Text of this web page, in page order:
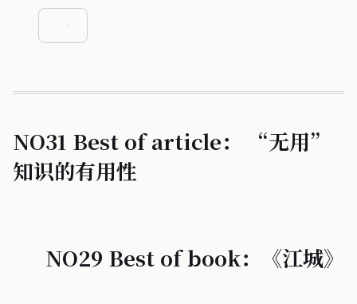
NO31 Best of article： “无用”
知识的有用性
NO29 Best of book：《江城》